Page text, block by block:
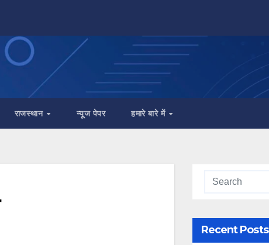
राजस्थान न्यूज पेपर हमारे बारे में
Recent Posts